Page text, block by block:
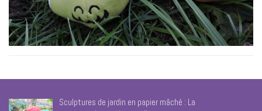
Sculptures de jardin en papier mâché : La